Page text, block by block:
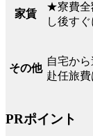
家賃
★寮費全
し後す
その他
自宅か
赴任旅費
PRポイント